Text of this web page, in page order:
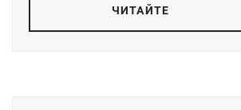
ЧИТАЙТЕ